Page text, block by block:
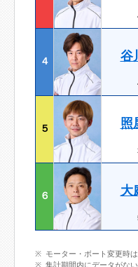
４
５
６
モーター・ボート変更時
集計期間内にデータがな